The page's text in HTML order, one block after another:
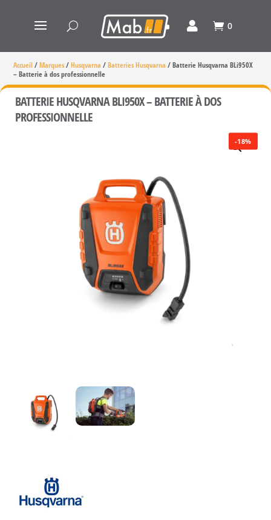
0
Accueil/Marques/Husqvarna /Batteries Husqvarna /Batterie Husqvarna BLi950X
– Batterie à dos professionnelle
BATTERIE HUSQVARNA BLI950X – BATTERIE À DOS
PROFESSIONNELLE
-18%